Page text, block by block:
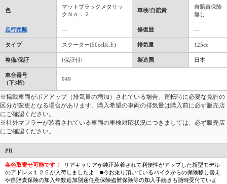
色
マットブラックメタリッ
クＮｏ．２
車検/自賠責
自賠責保険
無し
走行距離 ― 修復歴 ―
タイプ スクーター(50cc以上) 排気量 125cc
整備/保証 [保証付] 製造国 日本
車台番号
(下3桁)
949
※掲載車両がボアアップ（排気量の増加）されている場合、運転時に必要な免許の
区分が変更となる場合があります。購入希望の車両の排気量は購入前に必ず販売店
にご確認ください。
※社外マフラーが装着されている車両の車検対応状況につきましては、必ず販売店
にご確認ください。
PR
各色取寄せ可能です！
リアキャリアが純正装着されて利便性がアップした新型モデル
のアドレス１２５が入荷しましたよ！■今お乗り頂いているバイクからの保険移し替え
や自賠責保険の加入年数追加別途任意保険盗難保険等の加入手続きも随時受付ていま